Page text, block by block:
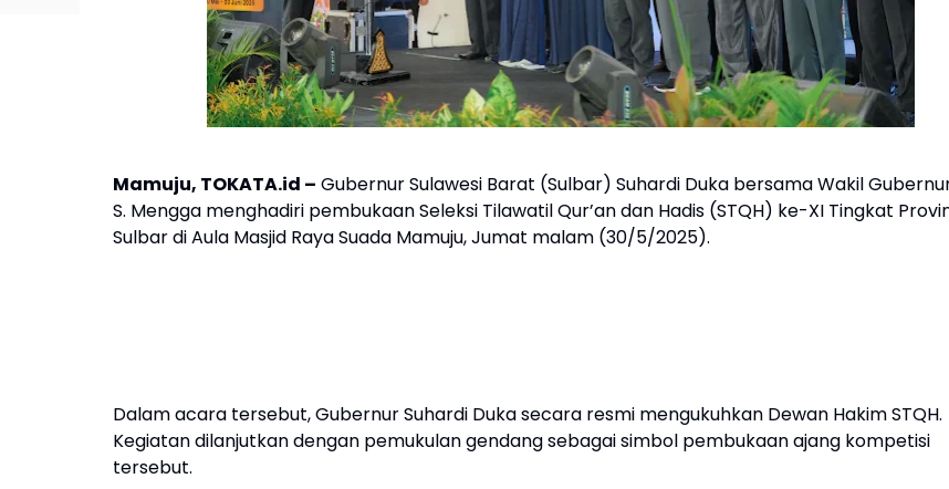
Mamuju, TOKATA.id – Gubernur Sulawesi Barat (Sulbar) Suhardi Duka bersama Wakil
S. Mengga menghadiri pembukaan Seleksi Tilawatil Qur’an dan Hadis (STQH) ke-XI Tingkat
Sulbar di Aula Masjid Raya Suada Mamuju, Jumat malam (30/5/2025).
Dalam acara tersebut, Gubernur Suhardi Duka secara resmi mengukuhkan Dewan Hakim STQH.
Kegiatan dilanjutkan dengan pemukulan gendang sebagai simbol pembukaan ajang kompetisi
tersebut.